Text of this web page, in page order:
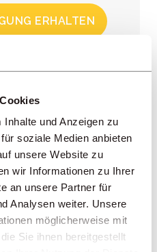
und Anzeigen zu
soziale Medien anbieten
unsere Website zu
wir Informationen zu Ihrer
an unsere Partner für
Analysen weiter. Unsere
möglicherweise mit
Sie ihnen bereitgestellt
ERHALTEN